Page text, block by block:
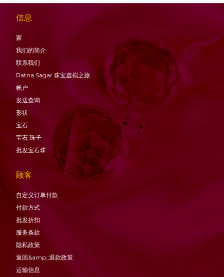
信息
家
我们的简介
联系我们
Ratna Sagar 珠宝虚拟之旅
帐户
发送查询
形状
宝石
宝石 珠子
批发宝石珠
顾客
自定义订单付款
付款方式
批发折扣
服务条款
隐私政策
返回&amp;;退款政策
运输信息